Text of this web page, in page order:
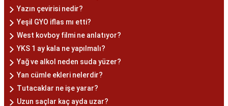
Yazın çevirisi nedir?
Yeşil GYO iflas mı etti?
West kovboy filmi ne anlatıyor?
YKS 1 ay kala ne yapılmalı?
Yağ ve alkol neden suda yüzer?
Yan cümle ekleri nelerdir?
Tutacaklar ne işe yarar?
Uzun saçlar kaç ayda uzar?